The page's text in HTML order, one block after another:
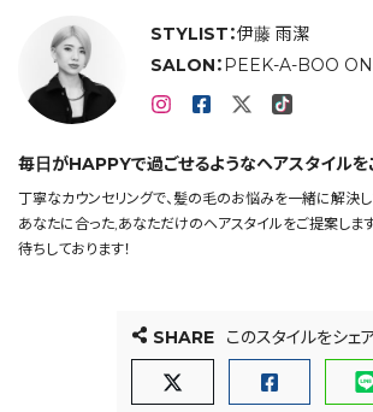
STYLIST：伊藤 雨潔
SALON： PEEK-A-BOO
毎日がHAPPYで過ごせるようなヘアスタイルを
丁寧なカウンセリングで、髪の毛のお悩みを一緒に解決して
あなたに合った,あなただけのヘアスタイルをご提案しま
待ちしております！
SHARE このスタイルをシェ